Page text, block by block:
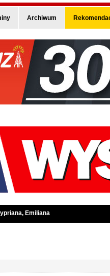
Archiwum
Emiliana